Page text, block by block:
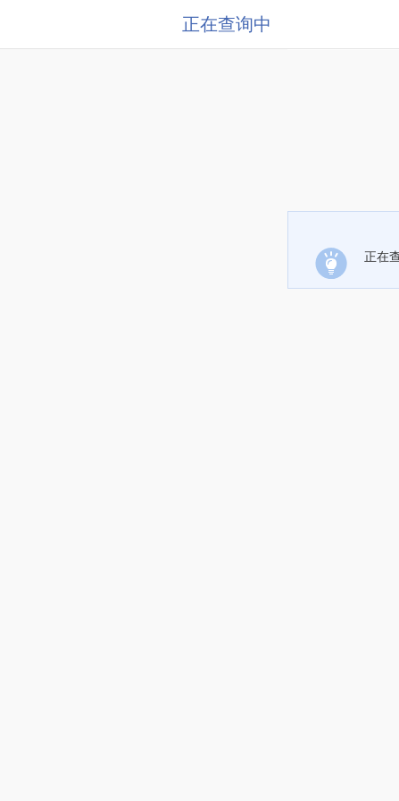
正在查询中
正在